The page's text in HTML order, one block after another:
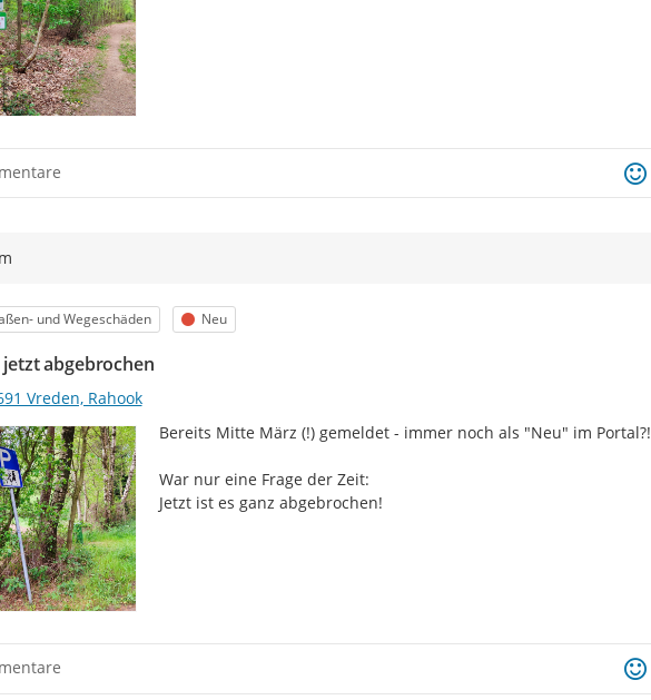
und Wegeschäden Status
Neu
jetzt abgebrochen
Vreden, Rahook
Bereits Mitte März (!) gemeldet - immer noch als "Neu" im Portal?!
War nur eine Frage der Zeit:
Jetzt ist es ganz abgebrochen!